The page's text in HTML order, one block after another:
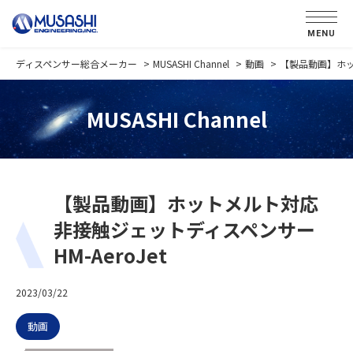
MENU
ディスペンサー総合メーカー MUSASHI Channel 動画 【製品動画】
MUSASHI Channel
【製品動画】ホットメルト対応
非接触ジェットディスペンサー
HM-AeroJet
2023/03/22
動画